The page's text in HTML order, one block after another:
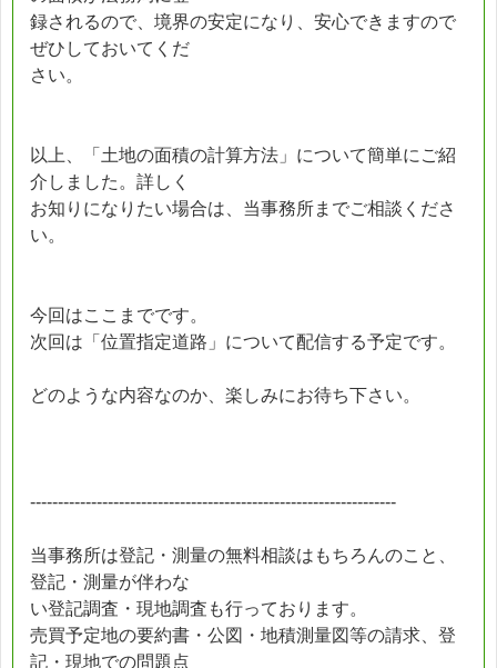
録されるので、境界の安定になり、安心できますので
ぜひしておいてくだ
さい。
以上、「土地の面積の計算方法」について簡単にご紹
介しました。詳しく
お知りになりたい場合は、当事務所までご相談くださ
い。
今回はここまでです。
次回は「位置指定道路」について配信する予定です。
どのような内容なのか、楽しみにお待ち下さい。
------------------------------------------------------------------
当事務所は登記・測量の無料相談はもちろんのこと、
登記・測量が伴わな
い登記調査・現地調査も行っております。
売買予定地の要約書・公図・地積測量図等の請求、登
記・現地での問題点